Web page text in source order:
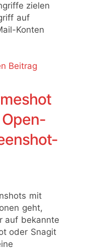
zielen
auf
Konten
Beitrag
mit
geht,
auf bekannte
oder Snagit